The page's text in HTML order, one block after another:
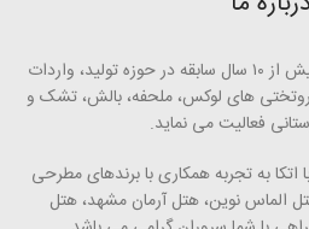
با بیش از ۱۰ سال سابقه در حوزه تولید، واردات
روتختی­ های لوکس، ملحفه، بالش، تشک و
فعالیت می ­نماید.
اتکا به تجربه همکاری با برندهای مطرحی
الماس نوین، هتل آرمان مشهد، هتل